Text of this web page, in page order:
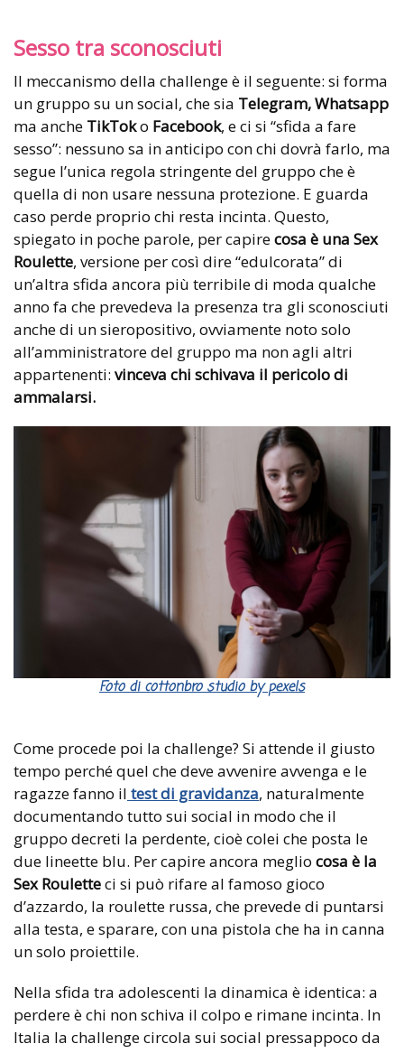
Sesso tra sconosciuti
Il meccanismo della challenge è il seguente: si forma
un gruppo su un social, che sia Telegram, Whatsapp
ma anche TikToko Facebook, e ci si “sfida a fare
sesso”: nessuno sa in anticipo con chi dovrà farlo, ma
segue l’unica regola stringente del gruppo che è
quella di non usare nessuna protezione. E guarda
caso perde proprio chi resta incinta. Questo,
spiegato in poche parole, per capirecosa è una Sex
Roulette, versione per così dire “edulcorata” di
un’altra sfida ancora più terribile di moda qualche
anno fa che prevedeva la presenza tra gli sconosciuti
anche di un sieropositivo, ovviamente noto solo
all’amministratore del gruppo ma non agli altri
appartenenti: vinceva chi schivava il pericolo di
ammalarsi.
Foto di cottonbro studio by pexels
Come procede poi la challenge? Si attende il giusto
tempo perché quel che deve avvenire avvenga e le
ragazze fanno il test di gravidanza, naturalmente
documentando tutto sui social in modo che il
gruppo decreti la perdente, cioè colei che posta le
due lineette blu. Per capire ancora meglio cosa è la
Sex Rouletteci si può rifare al famoso gioco
d’azzardo, la roulette russa, che prevede di puntarsi
alla testa, e sparare, con una pistola che ha in canna
un solo proiettile.
Nella sfida tra adolescenti la dinamica è identica: a
perdere è chi non schiva il colpo e rimane incinta. In
Italia la challenge circola sui social pressappoco da